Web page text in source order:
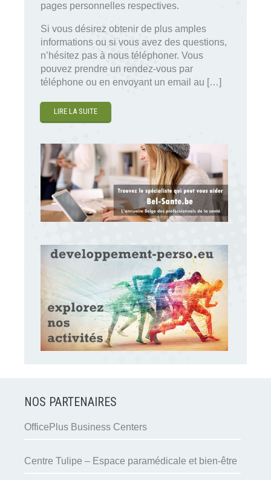
pages personnelles respectives.
Si vous désirez obtenir de plus amples
informations ou si vous avez des questions,
n’hésitez pas à nous téléphoner. Vous
pouvez prendre un rendez-vous par
téléphone ou en envoyant un email au […]
LIRE LA SUITE
NOS PARTENAIRES
OfficePlus Business Centers
Centre Tulipe – Espace paramédicale et bien-être